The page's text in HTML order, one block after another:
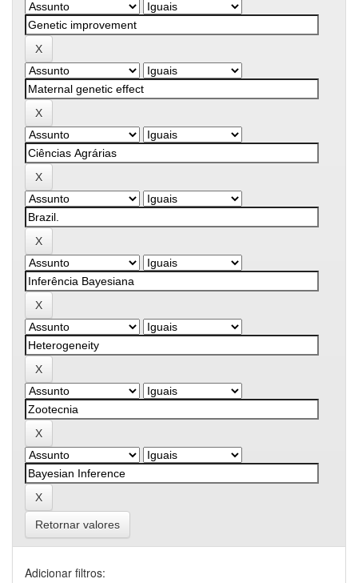
Retornar valores
Adicionar filtros: